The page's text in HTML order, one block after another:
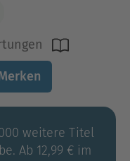
weitere Titel
Ab 12,99 € im